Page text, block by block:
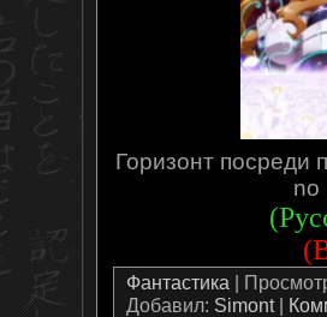
Горизонт посреди
no
Фантастика |
Добавил: Simont|